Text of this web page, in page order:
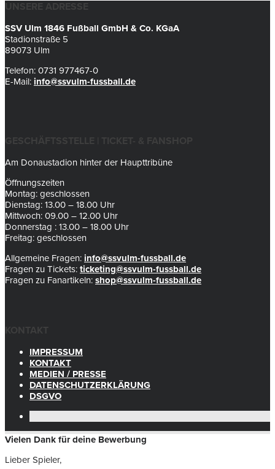
UNSERE ADRESSE
SSV Ulm 1846 Fußball GmbH & Co. KGaA
Stadionstraße 5
89073 Ulm
Telefon: 0731 977467-0
E-Mail: info@ssvulm-fussball.de
GESCHÄFTSSTELLE | TICKET- & FANSHOP
Am Donaustadion hinter der Haupttribüne
Öffnungszeiten
Montag: geschlossen
Dienstag: 13.00 – 18.00 Uhr
Mittwoch: 09.00 – 12.00 Uhr
Donnerstag : 13.00 – 18.00 Uhr
Freitag: geschlossen
Allgemeine Fragen: info@ssvulm-fussball.de
Fragen zu Tickets: ticketing@ssvulm-fussball.de
Fragen zu Fanartikeln: shop@ssvulm-fussball.de
KONTAKT
IMPRESSUM
KONTAKT
MEDIEN / PRESSE
DATENSCHUTZERKLÄRUNG
DSGVO
Vielen Dank für deine Bewerbung
Lieber Spieler,